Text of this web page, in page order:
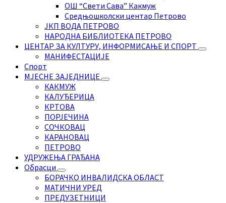
ОШ “Свети Сава” Какмуж
Средњошколски центар Петрово
ЈКП ВОДА ПЕТРОВО
НАРОДНА БИБЛИОТЕКА ПЕТРОВО
ЦЕНТАР ЗА КУЛТУРУ, ИНФОРМИСАЊЕ И СПОРТ
МАНИФЕСТАЦИЈЕ
Спорт
МЈЕСНЕ ЗАЈЕДНИЦЕ
КАКМУЖ
КАЛУЂЕРИЦА
КРТОВА
ПОРЈЕЧИНА
СОЧКОВАЦ
КАРАНОВАЦ
ПЕТРОВО
УДРУЖЕЊА ГРАЂАНА
Обрасци
БОРАЧКО ИНВАЛИДСКА ОБЛАСТ
МАТИЧНИ УРЕД
ПРЕДУЗЕТНИЦИ